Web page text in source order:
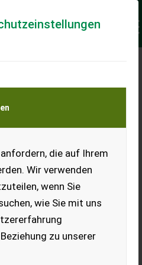
die auf Ihrem
Wir verwenden
wenn Sie
wie Sie mit uns
zu unserer
und Baumaschinen –
Ort